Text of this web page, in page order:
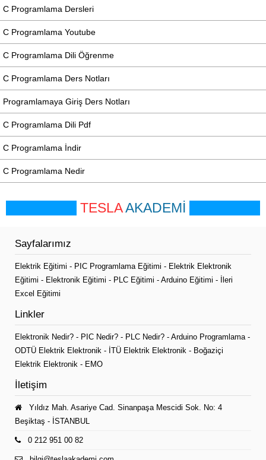
C Programlama Dersleri
C Programlama Youtube
C Programlama Dili Öğrenme
C Programlama Ders Notları
Programlamaya Giriş Ders Notları
C Programlama Dili Pdf
C Programlama İndir
C Programlama Nedir
TESLAAKADEMİ
Sayfalarımız
Elektrik Eğitimi - PIC Programlama Eğitimi - Elektrik Elektronik
Eğitimi - Elektronik Eğitimi - PLC Eğitimi - Arduino Eğitimi -
İleri
Excel Eğitimi
Linkler
Elektronik Nedir? - PIC Nedir? - PLC Nedir? - Arduino Programlama-
ODTÜ Elektrik Elektronik - İTÜ Elektrik Elektronik - Boğaziçi
Elektrik Elektronik - EMO
İletişim
Yıldız Mah. Asariye Cad. Sinanpaşa Mescidi Sok. No: 4
Beşiktaş - İSTANBUL
0 212 951 00 82